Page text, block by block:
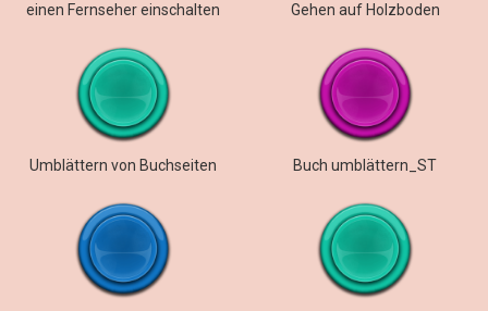
einen Fernseher einschalten Gehen auf Holzboden
Umblättern von Buchseiten Buch umblättern_ST